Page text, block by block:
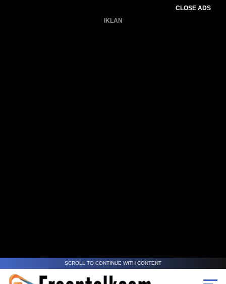
CLOSE ADS
IKLAN
SCROLL TO CONTINUE WITH CONTENT